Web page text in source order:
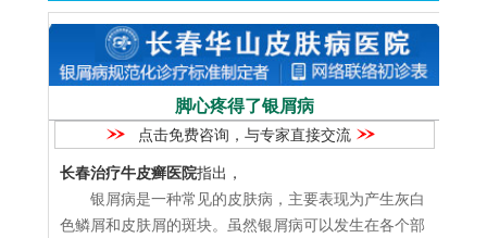
脚心疼得了银屑病
点击免费咨询，与专家直接交流
长春治疗牛皮癣医院指出，
银屑病是一种常见的皮肤病，主要表现为产生灰白
色鳞屑和皮肤屑的斑块。虽然银屑病可以发生在各个部